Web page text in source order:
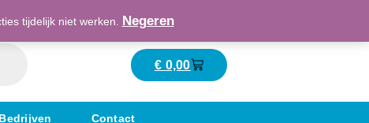
tijdelijk niet werken. Negeren
Maatschappelijk verantwoord ondernemend
€ 0,00Winkelwagen
Bedrijven Contact